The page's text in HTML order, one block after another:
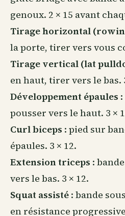
genoux. 2 × 15 avant
Tirage horizontal
la porte, tirer vers vous
Tirage vertical (lat
en haut, tirer vers le bas.
Développement épaules
pousser vers le haut. 3 ×
Curl biceps : pied sur
épaules. 3 × 12.
Extension triceps :
vers le bas. 3 × 12.
Squat assisté : bande
en résistance